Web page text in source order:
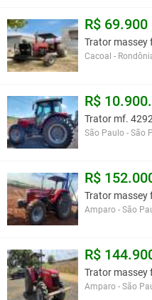
R$ 69.900
Trator massey
Cacoal -
R$
Trator mf. 4292
São Paulo - São
R$
Trator massey
Amparo - São
R$
Trator massey
Amparo - São